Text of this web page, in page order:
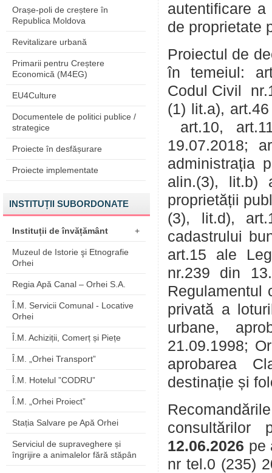
Orașe-poli de creștere în
Republica Moldova
Revitalizare urbană
Primarii pentru Creștere
Economică (M4EG)
EU4Culture
Documentele de politici publice /
strategice
Proiecte în desfășurare
Proiecte implementate
INSTITUȚII SUBORDONATE
Instituții de învățământ +
Muzeul de Istorie şi Etnografie
Orhei
Regia Apă Canal – Orhei S.A.
Î.M. Servicii Comunal - Locative
Orhei
Î.M. Achiziții, Comerț și Piețe
Î.M. „Orhei Transport”
Î.M. Hotelul ”CODRU”
Î.M. „Orhei Proiect”
Stația Salvare pe Apă Orhei
Serviciul de supraveghere și
îngrijire a animalelor fără stăpân
autentificare
de proprietate
Proiectul de
în temeiul:
Codul Civil
(1) lit.a),
art.10,
19.07.2018;
administrația
alin.(3), lit.b)
proprietății
(3), lit.d),
cadastrului
art.15 ale
nr.239 din
Regulamentul
privată a
urbane,
21.09.1998;
aprobarea
destinație
12.06.2026 pe
nr tel.0 (235)